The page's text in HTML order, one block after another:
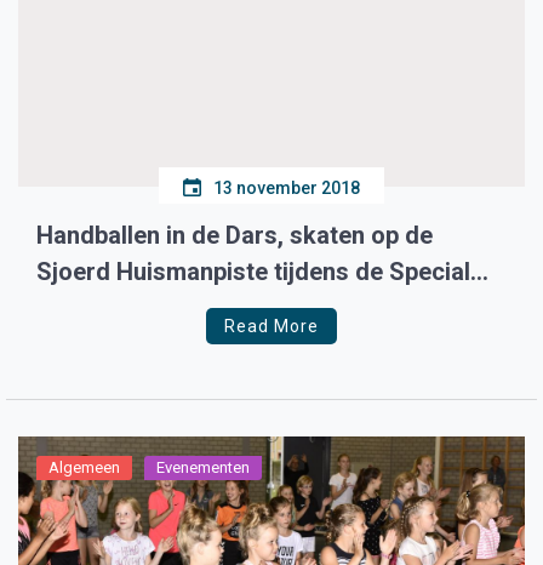
13 november 2018
Handballen in de Dars, skaten op de
Sjoerd Huismanpiste tijdens de Special
Read More
Algemeen Evenementen